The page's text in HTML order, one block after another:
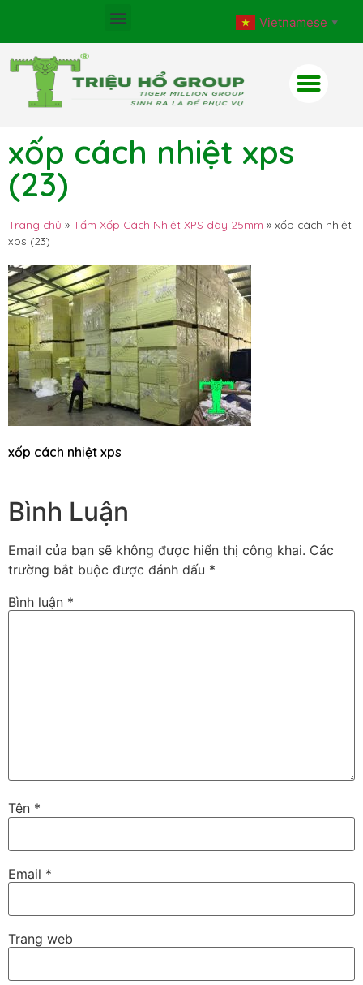
Vietnamese ▼
xốp cách nhiệt xps
(23)
Trang chủ » Tấm Xốp Cách Nhiệt XPS dày 25mm » xốp cách nhiệt
xps (23)
xốp cách nhiệt xps
Bình Luận
Email của bạn sẽ không được hiển thị công khai. Các
trường bắt buộc được đánh dấu *
Bình luận *
Tên *
Email *
Trang web